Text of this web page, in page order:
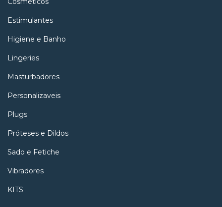
Estimulantes
Higiene e Banho
Lingeries
Masturbadores
Personalizaveis
Plugs
Próteses e Dildos
Sado e Fetiche
Vibradores
KITS